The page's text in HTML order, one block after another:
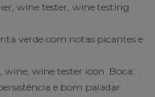
verde com notas picantes e
Boca:
e bom paladar.